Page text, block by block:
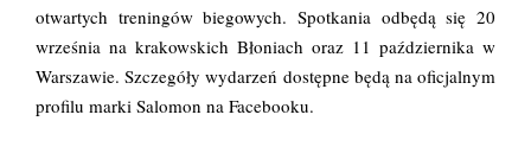
otwartych treningów biegowych. Spotkania odbędą się 20
września na krakowskich Błoniach oraz 11 października w
Warszawie. Szczegóły wydarzeń dostępne będą na oficjalnym
profilu marki Salomon na Facebooku.